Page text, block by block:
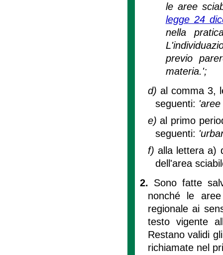
le aree
legge 24
nella
previo
materia.';
d) al comma 3,
seguenti:
e)al primo
seguenti:
f) alla lettera a)
dell'area
2. Sono fatte
nonché le
regionale ai
testo vigente
Restano validi
richiamate nel